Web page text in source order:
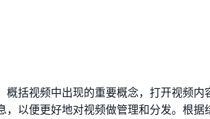
概括视频中出现的重要概念，打开视频内
，以便更好地对视频做管理和分发。根